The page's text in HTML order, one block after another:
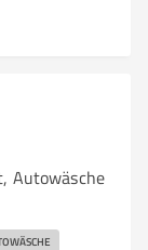
Autowäsche